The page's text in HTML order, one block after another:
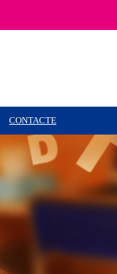
CONTACTE